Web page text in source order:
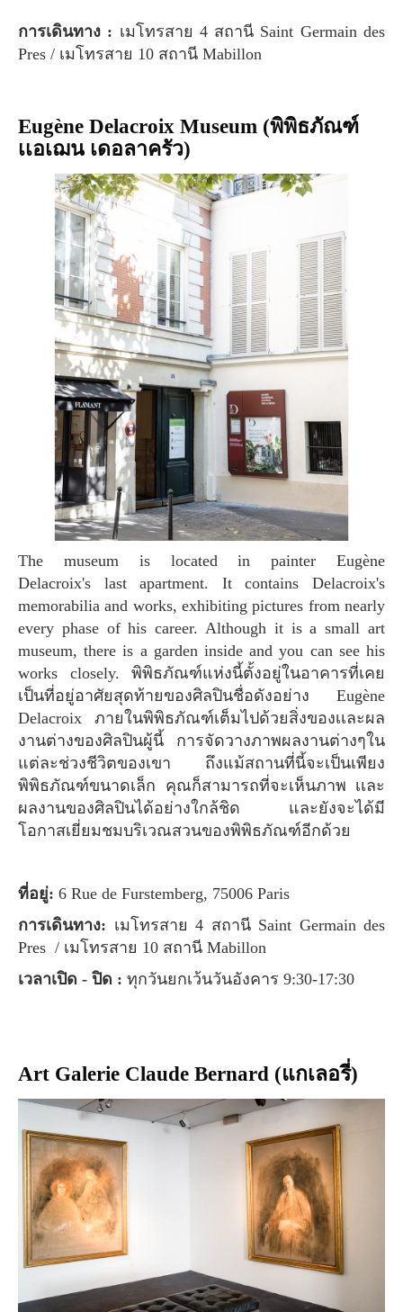
การเดินทาง : เมโทรสาย 4 สถานี Saint Germain des
Pres / เมโทรสาย 10 สถานี Mabillon
Eugène Delacroix Museum (พิพิธภัณฑ์
เเอเฌน เดอลาครัว)
The museum is located in painter Eugène
Delacroix's last apartment. It contains Delacroix's
memorabilia and works, exhibiting pictures from nearly
every phase of his career. Although it is a small art
museum, there is a garden inside and you can see his
works closely. พิพิธภัณฑ์แห่งนี้ตั้งอยู่ในอาคารที่เคย
เป็นที่อยู่อาศัยสุดท้ายของศิลปินชื่อดังอย่าง Eugène
Delacroix ภายในพิพิธภัณฑ์เต็มไปด้วยสิ่งของเเละผล
งานต่างของศิลปินผู้นี้ การจัดวางภาพผลงานต่างๆใน
แต่ละช่วงชีวิตของเขา ถึงแม้สถานที่นี้จะเป็นเพียง
พิพิธภัณฑ์ขนาดเล็ก คุณก็สามารถที่จะเห็นภาพ เเละ
ผลงานของศิลปินได้อย่างใกล้ชิด และยังจะได้มี
โอกาสเยี่ยมชมบริเวณสวนของพิพิธภัณฑ์อีกด้วย
ที่อยู่: 6 Rue de Furstemberg, 75006 Paris
การเดินทาง: เมโทรสาย 4 สถานี Saint Germain des
Pres / เมโทรสาย 10 สถานี Mabillon
เวลาเปิด - ปิด : ทุกวันยกเว้นวันอังคาร 9:30-17:30
Art Galerie Claude Bernard (แกเลอรี่)